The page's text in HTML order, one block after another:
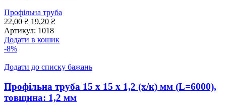
Профільна труба
22,00₴ Оригінальна
ціна:
22,00 ₴.
19,20 ₴Поточна
19,20 ₴.
Артикул: 1018
Додати в кошик
-8%
Додати до списку бажань
Профільна труба 15 x 15 x 1,2 (х/к) мм (L=6000),
товщина: 1,2 мм